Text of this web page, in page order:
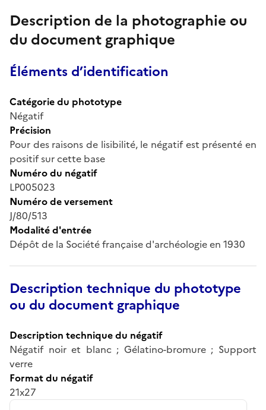
Description de la photographie ou
du document graphique
Éléments d’identification
Catégorie du phototype
Négatif
Précision
Pour des raisons de lisibilité, le négatif est présenté en
positif sur cette base
Numéro du négatif
LP005023
Numéro de versement
J/80/513
Modalité d'entrée
Dépôt de la Société française d'archéologie en 1930
Description technique du phototype
ou du document graphique
Description technique du négatif
Négatif noir et blanc ; Gélatino-bromure ; Support
verre
Format du négatif
21x27